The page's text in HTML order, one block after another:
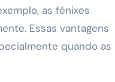
as fénixes
Essas vantagens
quando as